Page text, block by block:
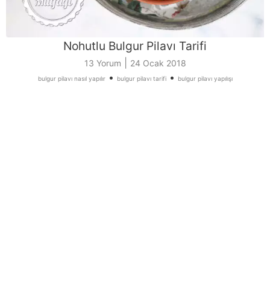
Nohutlu Bulgur Pilavı Tarifi
13 Yorum 24 Ocak 2018
bulgur pilavı nasıl yapılır• bulgur pilavı tarifi• bulgur pilavı yapılışı